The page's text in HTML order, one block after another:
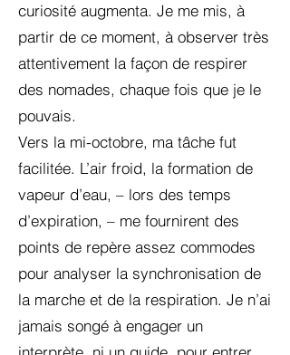
curiosité augmenta. Je me mis, à
partir de ce moment, à observer très
attentivement la façon de respirer
des nomades, chaque fois que je le
pouvais.
Vers la mi-octobre, ma tâche fut
facilitée. L’air froid, la formation de
vapeur d’eau, – lors des temps
d’expiration, – me fournirent des
points de repère assez commodes
pour analyser la synchronisation de
la marche et de la respiration. Je n’ai
jamais songé à engager un